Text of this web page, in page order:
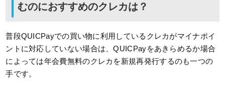
むのにおすすめのクレカは？
普段QUICPayでの買い物に利用しているクレカがマイナポイ
ントに対応していない場合は、QUICPayをあきらめるか場合
によっては年会費無料のクレカを新規再発行するのも一つの
手です。